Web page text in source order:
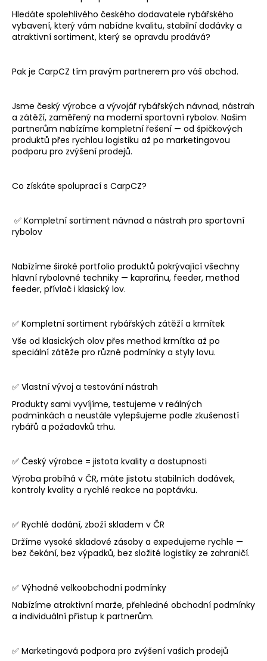
Hledáte spolehlivého českého dodavatele rybářského
vybavení, který vám nabídne kvalitu, stabilní dodávky a
atraktivní sortiment, který se opravdu prodává?
Pak je CarpCZ tím pravým partnerem pro váš obchod.
Jsme český výrobce a vývojář rybářských návnad, nástrah
a zátěží, zaměřený na moderní sportovní rybolov. Našim
partnerům nabízíme kompletní řešení — od špičkových
produktů přes rychlou logistiku až po marketingovou
podporu pro zvýšení prodejů.
Co získáte spoluprací s CarpCZ?
✅ Kompletní sortiment návnad a nástrah pro sportovní
rybolov
Nabízíme široké portfolio produktů pokrývající všechny
hlavní rybolovné techniky — kaprařinu, feeder, method
feeder, přívlač i klasický lov.
✅ Kompletní sortiment rybářských zátěží a krmítek
Vše od klasických olov přes method krmítka až po
speciální zátěže pro různé podmínky a styly lovu.
✅ Vlastní vývoj a testování nástrah
Produkty sami vyvíjíme, testujeme v reálných
podmínkách a neustále vylepšujeme podle zkušeností
rybářů a požadavků trhu.
✅ Český výrobce = jistota kvality a dostupnosti
Výroba probíhá v ČR, máte jistotu stabilních dodávek,
kontroly kvality a rychlé reakce na poptávku.
✅ Rychlé dodání, zboží skladem v ČR
Držíme vysoké skladové zásoby a expedujeme rychle —
bez čekání, bez výpadků, bez složité logistiky ze zahraničí.
✅ Výhodné velkoobchodní podmínky
Nabízíme atraktivní marže, přehledné obchodní podmínky
a individuální přístup k partnerům.
✅ Marketingová podpora pro zvýšení vašich prodejů
a
j
í
?
HLEDAT
D
p
o
r
č
u
j
m
e
HADIČCE
3MM
33
Kč